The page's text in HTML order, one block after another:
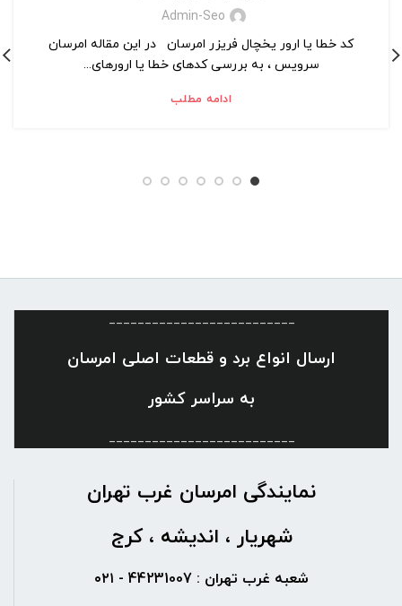
Admin-Seo
کد خطا یا ارور یخچال فریزر امرسان در این مقاله امرسان
سرویس ، به بررسی کدهای خطا یا ارورهای...
ادامه مطلب
__________________________
ارسال انواع برد و قطعات اصلی امرسان
به سراسر کشور
__________________________
نمایندگی امرسان غرب تهران
شهریار ، اندیشه ، کرج
شعبه غرب تهران : 44231007 - ۰۲۱